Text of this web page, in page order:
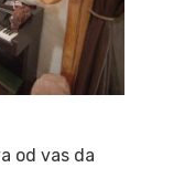
od vas da